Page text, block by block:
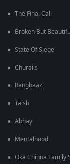
The Final Call
Broken But
State Of Siege
Churails
Rangbaaz
Taish
Abhay
Mentalhood
Oka Chinna Family